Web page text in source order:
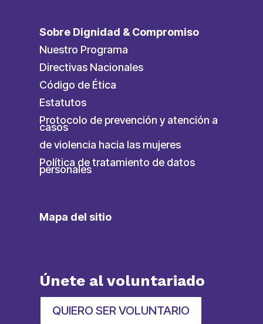
Sobre Dignidad & Compromiso
Nuestro Programa
Directivas Nacionales
Código de Ética
Estatutos
Protocolo de prevención y atención a
casos
de violencia hacia las mujeres
Política de tratamiento de datos
personales
Mapa del sitio
Únete al voluntariado
QUIERO SER VOLUNTARIO